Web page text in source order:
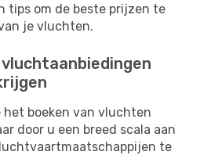
tips om de beste prijzen te
je vluchten.
het boeken van vluchten
door u een breed scala aan
te